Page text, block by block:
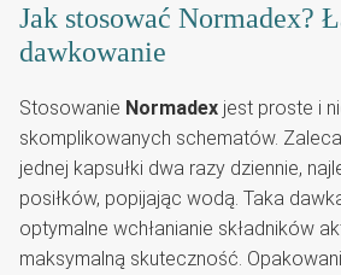
Jak stosować Normadex?
dawkowanie
Stosowanie Normadex jest proste i
skomplikowanych schematów.
jednej kapsułki dwa razy dziennie,
posiłków, popijając wodą. Taka
optymalne wchłanianie składników
maksymalną skuteczność.